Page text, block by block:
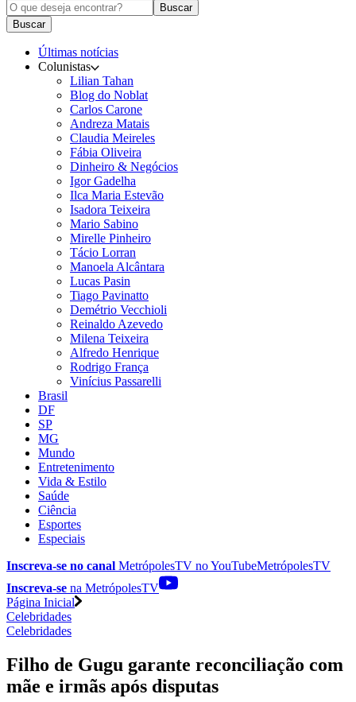
Buscar
Buscar
Últimas notícias
Colunistas
Lilian Tahan
Blog do Noblat
Carlos Carone
Andreza Matais
Claudia Meireles
Fábia Oliveira
Dinheiro & Negócios
Igor Gadelha
Ilca Maria Estevão
Isadora Teixeira
Mario Sabino
Mirelle Pinheiro
Tácio Lorran
Manoela Alcântara
Lucas Pasin
Tiago Pavinatto
Demétrio Vecchioli
Reinaldo Azevedo
Milena Teixeira
Alfredo Henrique
Rodrigo França
Vinícius Passarelli
Brasil
DF
SP
MG
Mundo
Entretenimento
Vida & Estilo
Saúde
Ciência
Esportes
Especiais
Inscreva-se no canal MetrópolesTV noYouTubeMetrópolesTV
Inscreva-se na MetrópolesTV
Página Inicial
Celebridades
Celebridades
Filho de Gugu garante reconciliação com
mãe e irmãs após disputas